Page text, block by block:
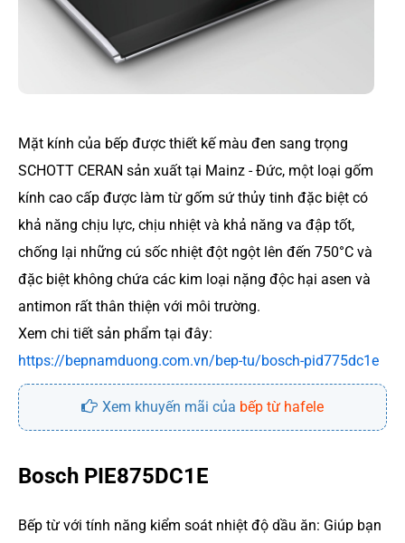
Mặt kính của bếp được thiết kế màu đen sang trọng
SCHOTT CERAN sản xuất tại Mainz - Đức, một loại gốm
kính cao cấp được làm từ gốm sứ thủy tinh đặc biệt có
khả năng chịu lực, chịu nhiệt và khả năng va đập tốt,
chống lại những cú sốc nhiệt đột ngột lên đến 750°C và
đặc biệt không chứa các kim loại nặng độc hại asen và
antimon rất thân thiện với môi trường.
Xem chi tiết sản phẩm tại đây:
https://bepnamduong.com.vn/bep-tu/bosch-pid775dc1e
Xem khuyến mãi của bếp từ hafele
Bosch PIE875DC1E
Bếp từ với tính năng kiểm soát nhiệt độ dầu ăn: Giúp bạn